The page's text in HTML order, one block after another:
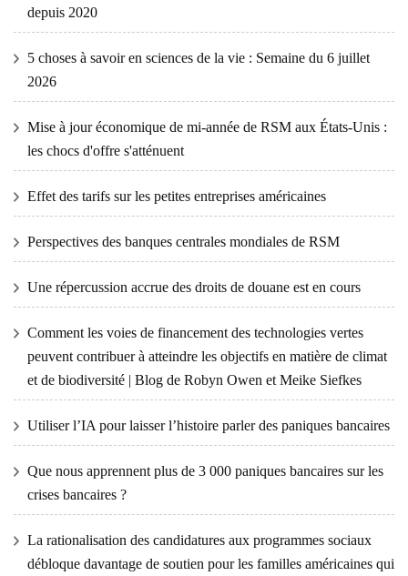
depuis 2020
5 choses à savoir en sciences de la vie : Semaine du 6 juillet
2026
Mise à jour économique de mi-année de RSM aux États-Unis :
les chocs d'offre s'atténuent
Effet des tarifs sur les petites entreprises américaines
Perspectives des banques centrales mondiales de RSM
Une répercussion accrue des droits de douane est en cours
Comment les voies de financement des technologies vertes
peuvent contribuer à atteindre les objectifs en matière de climat
et de biodiversité | Blog de Robyn Owen et Meike Siefkes
Utiliser l’IA pour laisser l’histoire parler des paniques bancaires
Que nous apprennent plus de 3 000 paniques bancaires sur les
crises bancaires ?
La rationalisation des candidatures aux programmes sociaux
débloque davantage de soutien pour les familles américaines qui